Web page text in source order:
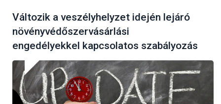
Változik a veszélyhelyzet idején lejáró
növényvédőszervásárlási
engedélyekkel kapcsolatos szabályozás